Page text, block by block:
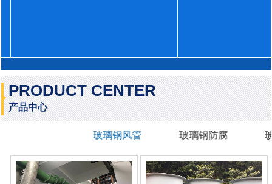
PRODUCT CENTER
产品中心
玻璃钢风管 玻璃钢防腐